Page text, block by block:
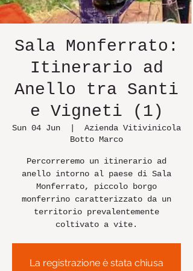
Sala Monferrato:
Itinerario ad
Anello tra Santi
e Vigneti (1)
Sun 04 Jun
Azienda Vitivinicola
Botto Marco
Percorreremo un itinerario ad
anello intorno al paese di Sala
Monferrato, piccolo borgo
monferrino caratterizzato da un
territorio prevalentemente
coltivato a vite.
La registrazione è stata chiusa